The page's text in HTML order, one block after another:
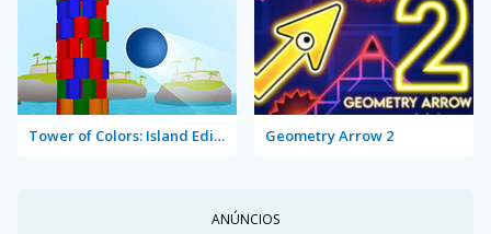
Tower of Colors: Island Edition Geometry Arrow 2
ANÚNCIOS